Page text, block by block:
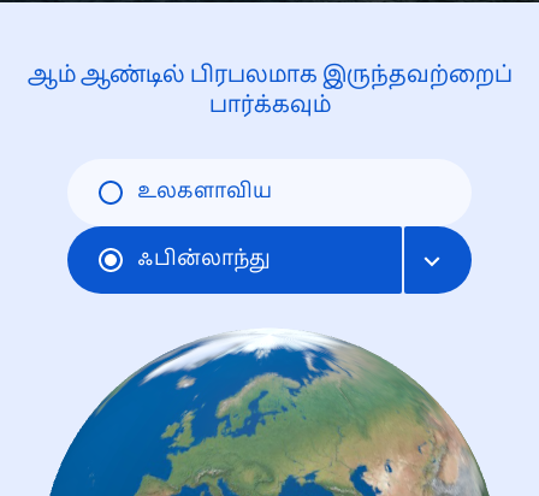
ஆம் ஆண்டில் பிரபலமாக இருந்தவற்றைப்
பார்க்கவும்
உலகளாவிய
ஃபின்லாந்து